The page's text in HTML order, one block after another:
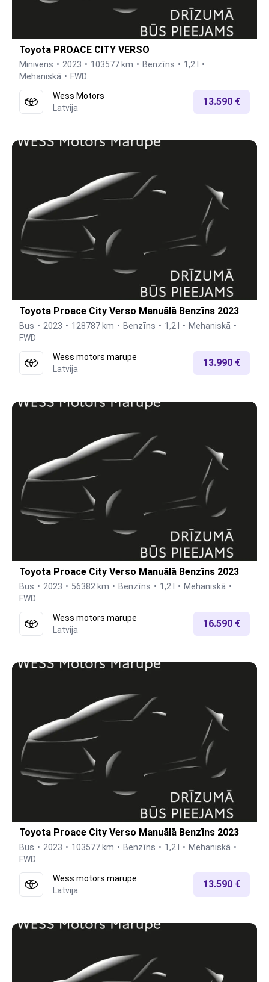
Toyota PROACE CITY VERSO
Minivens 2023 103577 km Benzīns
1,2 l
Mehaniskā
FWD
Wess Motors
Latvija
13.590 €
Toyota Proace City Verso Manuālā Benzīns 2023
Bus 2023 128787 km Benzīns 1,2 l
Mehaniskā
FWD
Wess motors marupe
Latvija
13.990 €
Toyota Proace City Verso Manuālā Benzīns 2023
Bus 2023 56382 km Benzīns 1,2 l
Mehaniskā
FWD
Wess motors marupe
Latvija
16.590 €
Toyota Proace City Verso Manuālā Benzīns 2023
Bus 2023 103577 km Benzīns 1,2 l
Mehaniskā
FWD
Wess motors marupe
Latvija
13.590 €